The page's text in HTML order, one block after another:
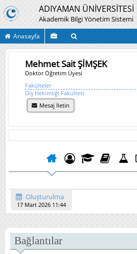
ADIYAMAN ÜNİVERSİTESİ
Akademik Bilgi Yönetim Sistemi
Anasayfa
Mehmet Sait ŞİMŞEK
Doktor Öğretim Üyesi
Fakülteler
Diş Hekimliği Fakültesi
Mesaj İletin
Oluşturulma
17 Mart 2026 11:44
Bağlantılar